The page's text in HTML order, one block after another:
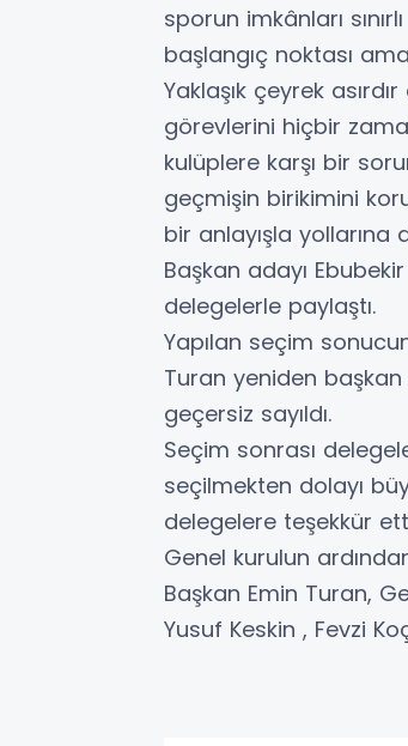
sporun imkânları
başlangıç noktası
Yaklaşık çeyrek
görevlerini hiçbir
kulüplere karşı bir
geçmişin birikimini
bir anlayışla
Başkan adayı
delegelerle paylaştı.
Yapılan seçim
Turan yeniden
geçersiz sayıldı.
Seçim sonrası
seçilmekten dolayı
delegelere teşekkür
Genel kurulun
Başkan Emin Turan,
Yusuf Keskin , Fevzi